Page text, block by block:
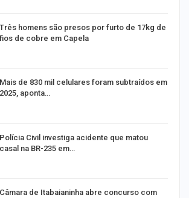
Três homens são presos por furto de 17kg de
fios de cobre em Capela
Mais de 830 mil celulares foram subtraídos em
2025, aponta…
Polícia Civil investiga acidente que matou
casal na BR-235 em…
Câmara de Itabaianinha abre concurso com